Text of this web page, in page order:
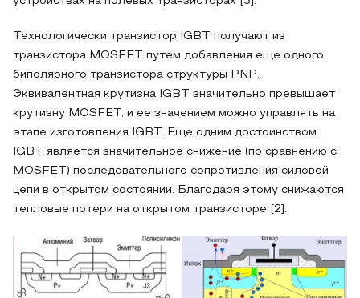
Технологически транзистор IGBT получают из
транзистора MOSFET путем добавления еще одного
биполярного транзистора структуры PNP.
Эквивалентная крутизна IGBT значительно превышает
крутизну MOSFET, и ее значением можно управлять на
этапе изготовления IGBT. Еще одним достоинством
IGBT является значительное снижение (по сравнению с
MOSFET) последовательного сопротивления силовой
цепи в открытом состоянии. Благодаря этому снижаются
тепловые потери на открытом транзисторе [2].